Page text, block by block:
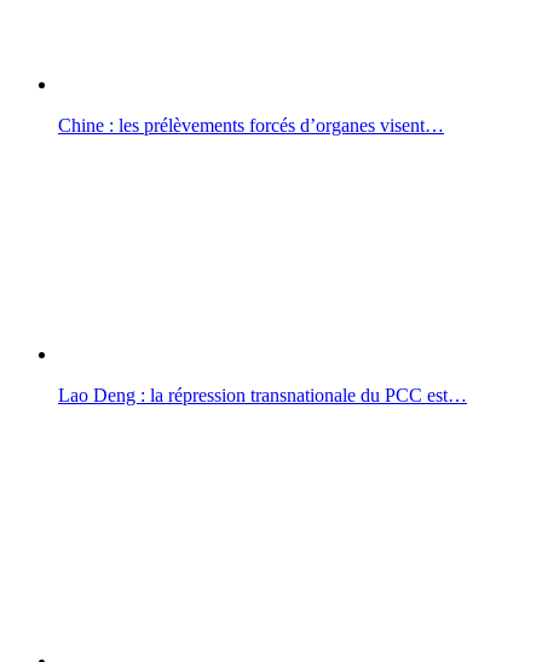
Chine : les prélèvements forcés d’organes visent…
Lao Deng : la répression transnationale du PCC est…